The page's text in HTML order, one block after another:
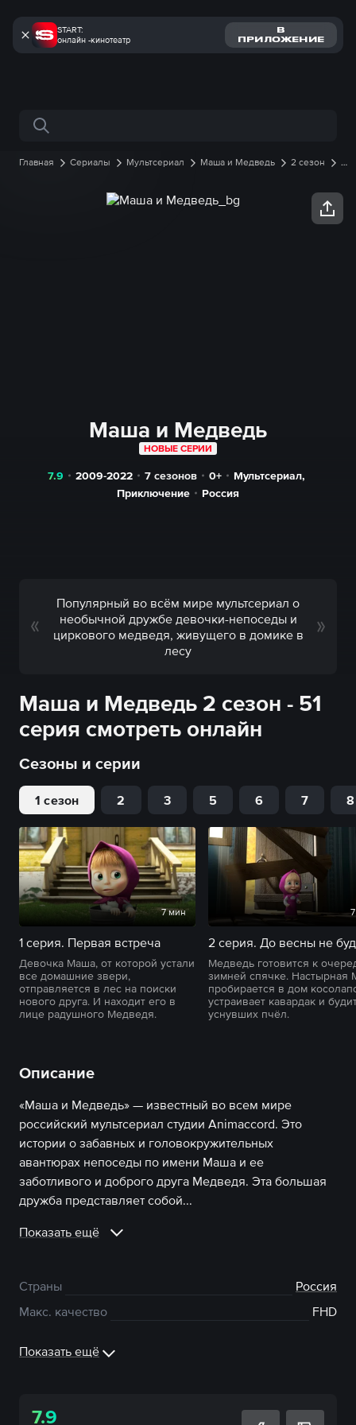
START:
онлайн -кинотеатр
В
ПРИЛОЖЕНИЕ
Поиск по сайту
Главная Сериалы Мультсериал Маша и Медведь 2 сезон
51
Маша и Медведь
НОВЫЕ СЕРИИ
7.9 2009-2022 7 сезонов 0+ Мультсериал,
Приключение
Россия
Популярный во всём мире мультсериал о
необычной дружбе девочки-непоседы и
циркового медведя, живущего в домике в
лесу
Маша и Медведь 2 сезон - 51
серия смотреть онлайн
Сезоны и серии
1 сезон 2 3 5 6 7 8
7 мин
1 серия. Первая встреча
Девочка Маша, от которой устали
все домашние звери,
отправляется в лес на поиски
нового друга. И находит его в
лице радушного Медведя.
2 серия. До весны не
Медведь готовится к
зимней спячке. Настырная
пробирается в дом
устраивает кавардак и
уснувших пчёл.
Описание
«Маша и Медведь» — известный во всем мире
российский мультсериал студии Animaccord. Это
истории о забавных и головокружительных
авантюрах непоседы по имени Маша и ее
заботливого и доброго друга Медведя. Эта большая
дружба представляет собой...
Показать ещё
Страны
Россия
Макс. качество
FHD
Показать ещё
7.9